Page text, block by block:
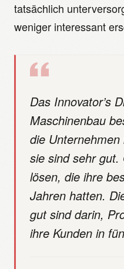
tatsächlich
weniger interessant
Das Innovator’s
Maschinenbau
die
sie sind sehr
lösen, die ihre
Jahren hatten.
gut sind darin,
ihre Kunden in